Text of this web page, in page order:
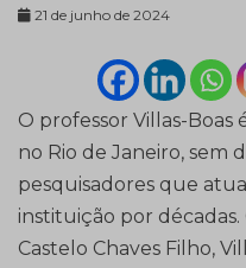
21 de junho de 2024
O professor Villas-Boas
no Rio de Janeiro, sem
pesquisadores que
instituição por décadas.
Castelo Chaves Filho,